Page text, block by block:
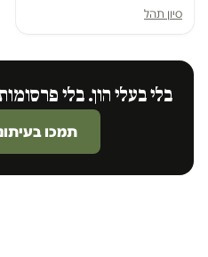
סיון תהל
בלי בעלי הון. בלי
תמכו